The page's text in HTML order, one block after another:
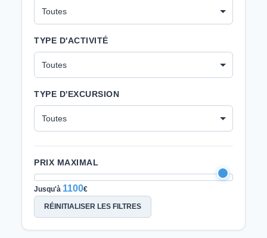
TYPE D'ACTIVITÉ
TYPE D'EXCURSION
PRIX MAXIMAL
Jusqu'à 1100€
RÉINITIALISER LES FILTRES